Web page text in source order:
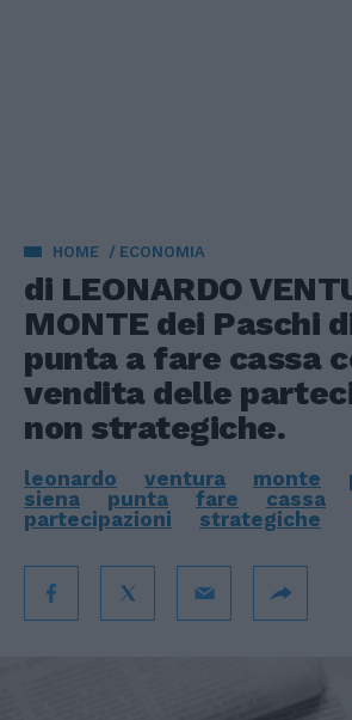
HOME ECONOMIA
di LEONARDO
MONTE dei Paschi
punta a fare cassa
vendita delle
non strategiche.
leonardo ventura monte
siena
punta fare cassa
partecipazioni
strategiche